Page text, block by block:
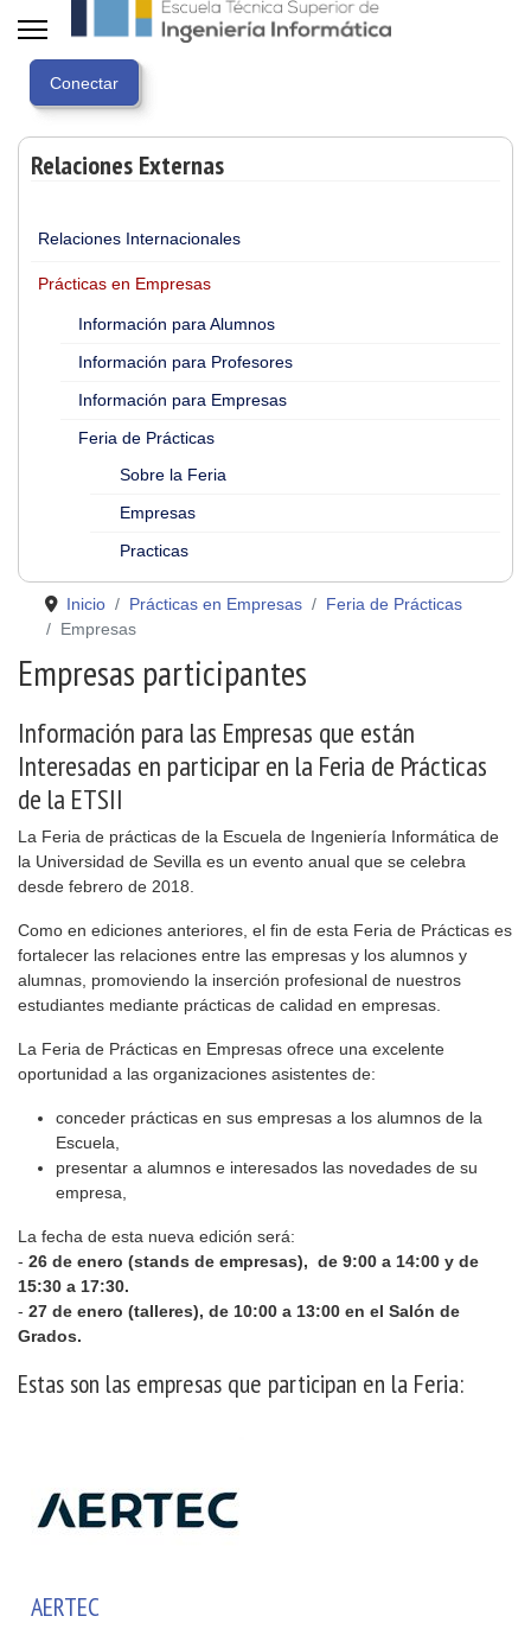
Relaciones Externas
Relaciones Internacionales
Prácticas en Empresas
Información para Alumnos
Información para Profesores
Información para Empresas
Feria de Prácticas
Sobre la Feria
Empresas
Practicas
Inicio Prácticas en Empresas
Feria de Prácticas
Empresas
Empresas participantes
Información para las Empresas que están
Interesadas en participar en la Feria de Prácticas
de la ETSII
La Feria de prácticas de la Escuela de Ingeniería Informática de
la Universidad de Sevilla es un evento anual que se celebra
desde febrero de 2018.
Como en ediciones anteriores, el fin de esta Feria de Prácticas es
fortalecer las relaciones entre las empresas y los alumnos y
alumnas, promoviendo la inserción profesional de nuestros
estudiantes mediante prácticas de calidad en empresas.
La Feria de Prácticas en Empresas ofrece una excelente
oportunidad a las organizaciones asistentes de:
conceder prácticas en sus empresas a los alumnos de la
Escuela,
presentar a alumnos e interesados las novedades de su
empresa,
La fecha de esta nueva edición será:
- 26 de enero (stands de empresas), de 9:00 a 14:00 y de
15:30 a 17:30.
- 27 de enero (talleres), de 10:00 a 13:00 en el Salón de
Grados.
Estas son las empresas que participan en la Feria:
AERTEC